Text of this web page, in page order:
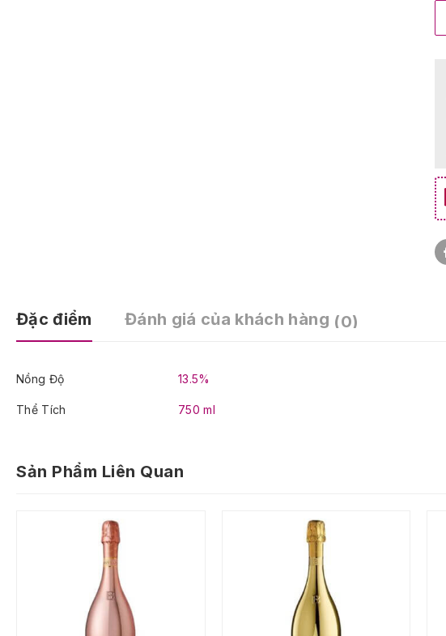
Đặc điểm Đánh giá của khách hàng (0)
Nồng Độ 13.5%
Thể Tích 750 ml
Sản Phẩm Liên Quan